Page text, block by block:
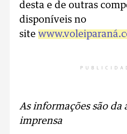
desta e de outras
disponíveis no
site
As informações são da
imprensa